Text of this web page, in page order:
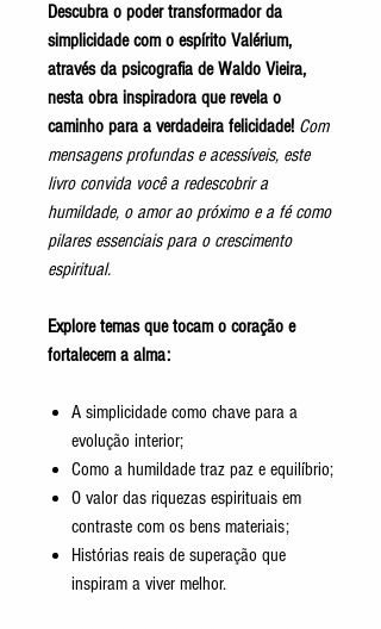
Descubra o poder transformador da
simplicidade com o espírito Valérium,
através da psicografia de Waldo Vieira,
nesta obra inspiradora que revela o
caminho para a verdadeira felicidade! Com
mensagens profundas e acessíveis, este
livro convida você a redescobrir a
humildade, o amor ao próximo e a fé como
pilares essenciais para o crescimento
espiritual.
Explore temas que tocam o coração e
fortalecem a alma:
A simplicidade como chave para a
evolução interior;
Como a humildade traz paz e equilíbrio;
O valor das riquezas espirituais em
contraste com os bens materiais;
Histórias reais de superação que
inspiram a viver melhor.